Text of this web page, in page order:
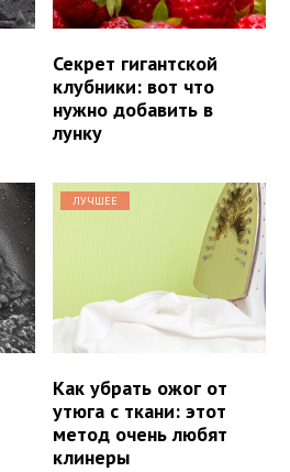
Секрет гигантской
клубники: вот что
нужно добавить в
лунку
ЛУЧШЕЕ
Как убрать ожог от
утюга с ткани: этот
метод очень любят
клинеры